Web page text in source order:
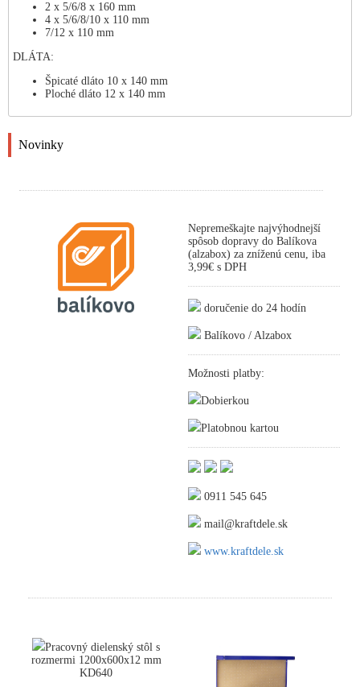
2 x 5/6/8 x 160 mm
4 x 5/6/8/10 x 110 mm
7/12 x 110 mm
DLÁTA:
Špicaté dláto 10 x 140 mm
Ploché dláto 12 x 140 mm
Novinky
Nepremeškajte najvýhodnejší
spôsob dopravy do Balíkova
(alzabox) za zníženú cenu, iba
3,99€ s DPH
doručenie do 24 hodín
Balíkovo / Alzabox
Možnosti platby:
Dobierkou
Platobnou kartou
0911 545 645
mail@kraftdele.sk
www.kraftdele.sk
Pracovný dielenský stôl s
rozmermi 1200x600x12 mm
KD640